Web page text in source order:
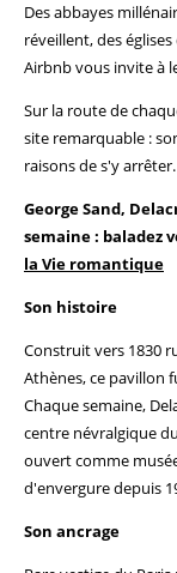
Des abbayes
réveillent, des
Airbnb vous invite à
Sur la route de
site remarquable :
raisons de s'y arrêter.
George Sand,
semaine : baladez
la Vie romantique
Son histoire
Construit vers 1830
Athènes, ce pavillon
Chaque semaine,
centre névralgique
ouvert comme
d'envergure depuis
Son ancrage